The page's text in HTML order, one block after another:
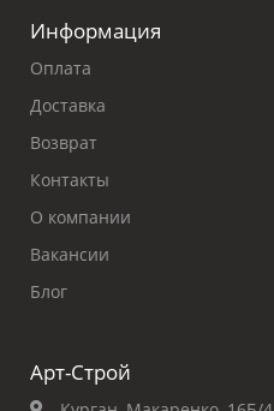
Информация
Оплата
Доставка
Возврат
Контакты
О компании
Вакансии
Блог
Арт-Строй